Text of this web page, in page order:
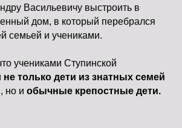
Васильевичу выстроить в
дом, в который перебрался
семьей и учениками.
учениками Ступинской
не только дети из знатных семей
но и обычные крепостные дети.